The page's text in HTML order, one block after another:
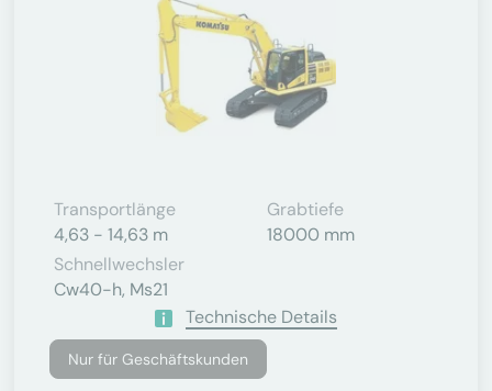
Transportlänge
4,63 - 14,63 m
Grabtiefe
18000 mm
Schnellwechsler
Cw40-h, Ms21
Technische Details
Nur für Geschäftskunden